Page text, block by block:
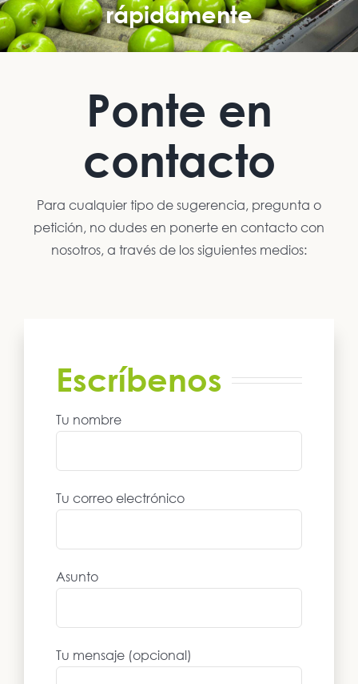
rápidamente
Ponte en
contacto
Para cualquier tipo de sugerencia, pregunta o
petición, no dudes en ponerte en contacto con
nosotros, a través de los siguientes medios:
Escríbenos
Tu nombre
Tu correo electrónico
Asunto
Tu mensaje (opcional)